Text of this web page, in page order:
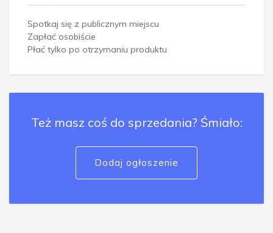
Spotkaj się z publicznym miejscu
Zapłać osobiście
Płać tylko po otrzymaniu produktu
Też masz coś do sprzedania? Śmiało:
Dodaj ogłoszenie